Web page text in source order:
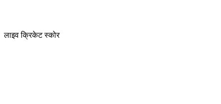
लाइव क्रिकेट स्कोर